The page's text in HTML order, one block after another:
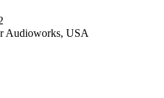
Audioworks, USA